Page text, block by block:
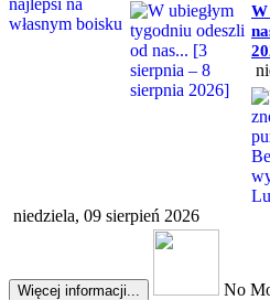
W
niedziela, 09 sierpień 2026
Więcej informacji... No